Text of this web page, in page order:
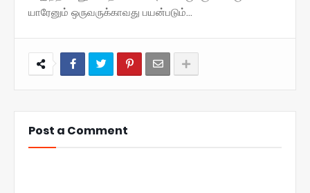
யாரேனும் ஒருவருக்காவது பயன்படும்...
Post a Comment